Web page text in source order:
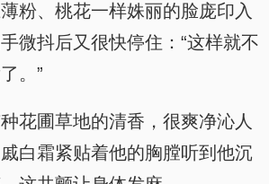
粉、桃花一样姝丽的脸庞印入
微抖后又很快停住：“这样就不
。”
花圃草地的清香，很爽净沁人
白霜紧贴着他的胸膛听到他沉